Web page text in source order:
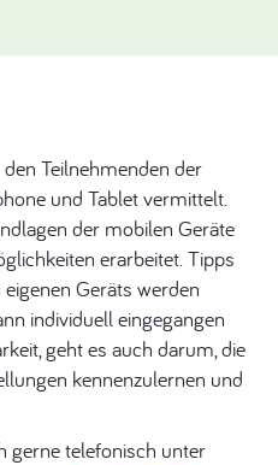
Teilnehmenden der
und Tablet vermittelt.
der mobilen Geräte
erarbeitet. Tipps
Geräts werden
individuell eingegangen
geht es auch darum, die
kennenzulernen und
gerne telefonisch unter